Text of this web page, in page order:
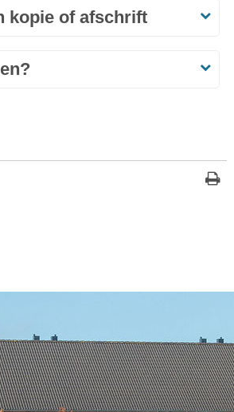
kopie of afschrift